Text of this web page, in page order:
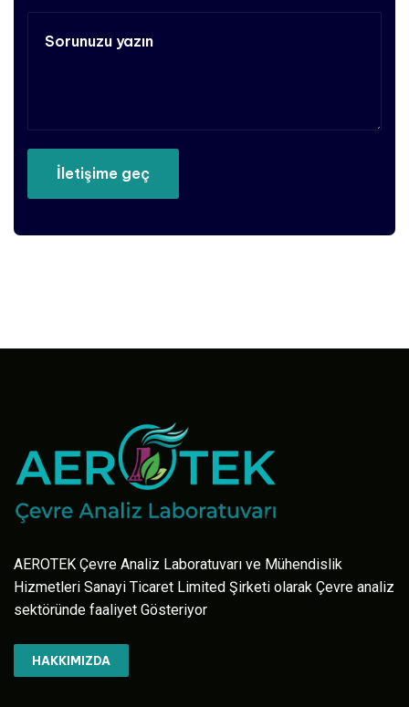
AEROTEK Çevre Analiz Laboratuvarı ve Mühendislik
Hizmetleri Sanayi Ticaret Limited Şirketi olarak Çevre analiz
sektöründe faaliyet Gösteriyor
HAKKIMIZDA